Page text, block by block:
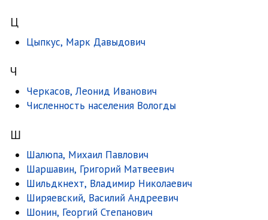
Ц
Цыпкус, Марк Давыдович
Ч
Черкасов, Леонид Иванович
Численность населения Вологды
Ш
Шалюпа, Михаил Павлович
Шаршавин, Григорий Матвеевич
Шильдкнехт, Владимир Николаевич
Ширяевский, Василий Андреевич
Шонин, Георгий Степанович